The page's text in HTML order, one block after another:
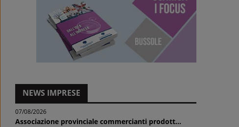
NEWS IMPRESE
07/08/2026
Associazione provinciale commercianti prodott...